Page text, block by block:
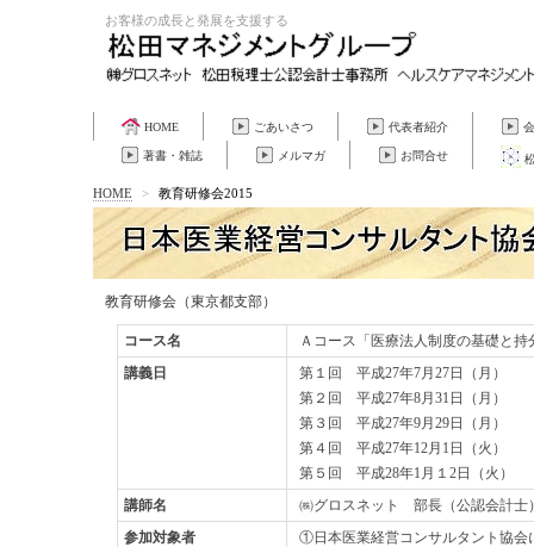
お客様の成長と発展を支援する
HOME ごあいさつ 代表者紹介
著書・雑誌 メルマガ お問合せ
HOME > 教育研修会2015
教育研修会（東京都支部）
コース名
Ａコース「医療法人制度の基礎と
講義日
第１回 平成27年7月27日（月）
第２回 平成27年8月31日（月）
第３回 平成27年9月29日（月）
第４回 平成27年12月1日（火）
第５回 平成28年1月１2日（火）
講師名
㈱グロスネット 部長（公認会計
参加対象者
①日本医業経営コンサルタント協会